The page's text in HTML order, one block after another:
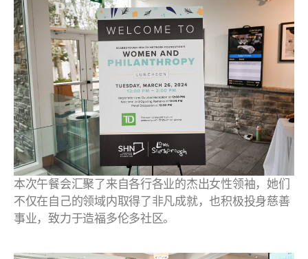
本次午餐会汇聚了来自各行各业的杰出女性领袖，她们
不仅在自己的领域内取得了非凡成就，也积极投身慈善
事业，致力于造福多伦多社区。